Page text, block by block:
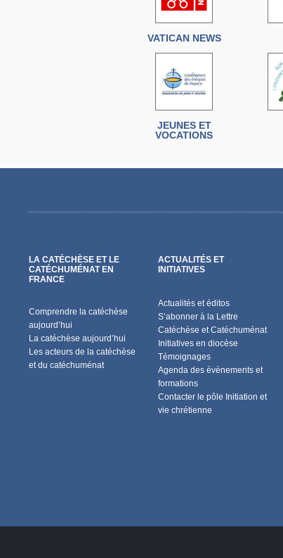
VATICAN NEWS
JEUNES ET
VOCATIONS
LA CATÉCHÈSE ET LE
CATÉCHUMÉNAT EN
FRANCE
Comprendre la catéchèse
aujourd’hui
La catéchèse aujourd’hui
Les acteurs de la catéchèse
et du catéchuménat
ACTUALITÉS ET
INITIATIVES
Actualités et éditos
S’abonner à la Lettre
Catéchèse et Catéchuménat
Initiatives en diocèse
Témoignages
Agenda des évènements et
formations
Contacter le pôle Initiation et
vie chrétienne